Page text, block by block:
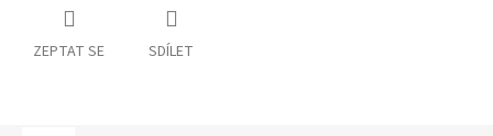
ZEPTAT SE SDÍLET